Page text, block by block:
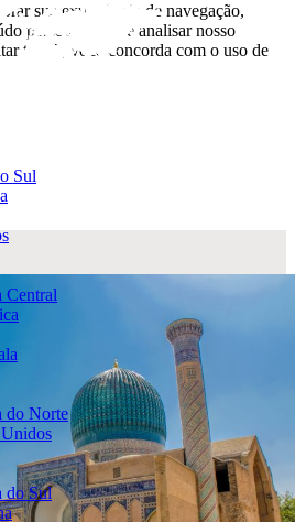
Sul
Central
do Norte
do Sul
sua experiência de navegação,
personalizado e analisar nosso
tudo", você concorda com o uso de